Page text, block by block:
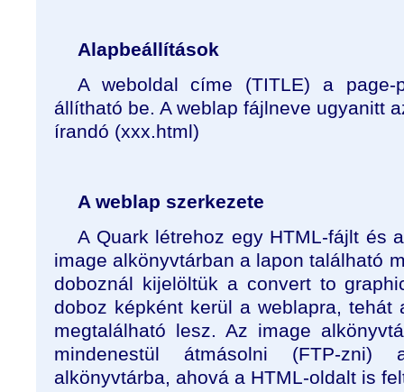
Alapbeállítások
A weboldal címe (TITLE) a page-
állítható be. A weblap fájlneve ugyanitt
írandó (xxx.html)
A weblap szerkezete
A Quark létrehoz egy HTML-fájlt és
image alkönyvtárban a lapon található
doboznál kijelöltük a convert to
doboz képként kerül a weblapra, tehát
megtalálható lesz. Az image
mindenestül átmásolni (FTP-
alkönyvtárba, ahová a HTML-oldalt is